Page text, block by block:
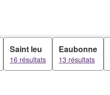
Saint leu
16 résultats
Eaubonne
13 résultats